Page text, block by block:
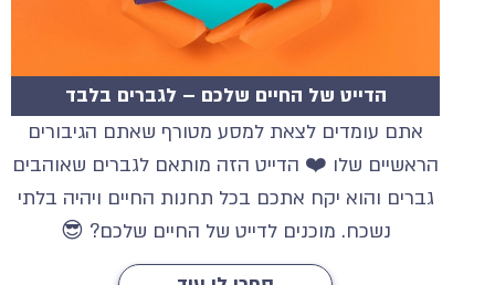
הדייט של החיים שלכם – לגברים בלבד
אתם עומדים לצאת למסע מטורף שאתם הגיבורים
הראשיים שלו ❤️ הדייט הזה מותאם לגברים שאוהבים
גברים והוא יקח אתכם בכל תחנות החיים ויהיה בלתי
נשכח. מוכנים לדייט של החיים שלכם? 😎